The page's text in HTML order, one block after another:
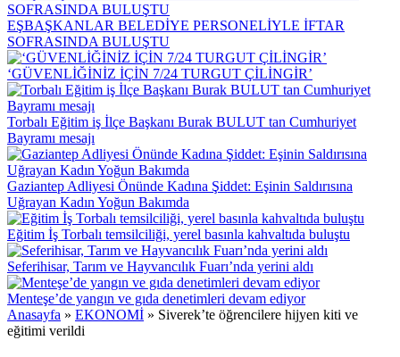
EŞBAŞKANLAR BELEDİYE PERSONELİYLE İFTAR
SOFRASINDA BULUŞTU
‘GÜVENLİĞİNİZ İÇİN 7/24 TURGUT ÇİLİNGİR’
Torbalı Eğitim iş İlçe Başkanı Burak BULUT tan Cumhuriyet
Bayramı mesajı
Gaziantep Adliyesi Önünde Kadına Şiddet: Eşinin Saldırısına
Uğrayan Kadın Yoğun Bakımda
Eğitim İş Torbalı temsilciliği, yerel basınla kahvaltıda buluştu
Seferihisar, Tarım ve Hayvancılık Fuarı’nda yerini aldı
Menteşe’de yangın ve gıda denetimleri devam ediyor
Anasayfa » EKONOMİ » Siverek’te öğrencilere hijyen kiti ve
eğitimi verildi